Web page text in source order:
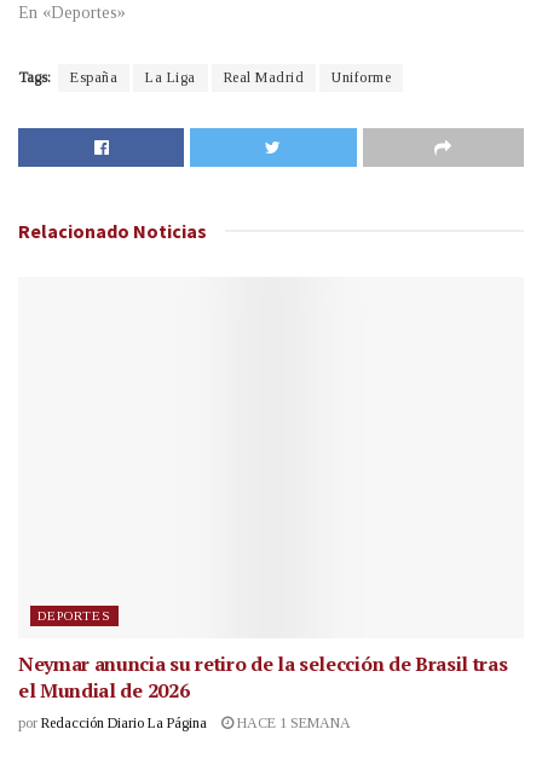
En «Deportes»
Tags: España La Liga Real Madrid Uniforme
Relacionado Noticias
DEPORTES
Neymar anuncia su retiro de la selección de Brasil tras
el Mundial de 2026
por Redacción Diario La Página HACE 1 SEMANA